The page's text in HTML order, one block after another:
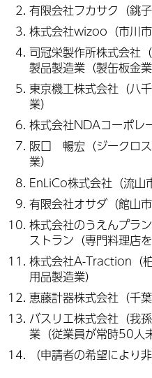
有限会社フカサク（銚
株式会社wizoo（市川市
司冠栄製作所株式会社
製品製造業（製缶板金業
東京機工株式会社（八
業）
株式会社NDAコーポレ
阪口 暢宏（ジークロ
業）
EnLiCo株式会社（流山
有限会社オサダ（館山
株式会社のうえんプラ
ストラン（専門料理店を
株式会社A-Traction（
用品製造業）
恵藤計器株式会社（千
バスリエ株式会社（我
業（従業員が常時50人
（申請者の希望により非